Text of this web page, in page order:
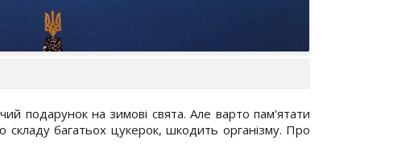
подарунок на зимові свята. Але варто пам'ятати
багатьох цукерок, шкодить організму. Про